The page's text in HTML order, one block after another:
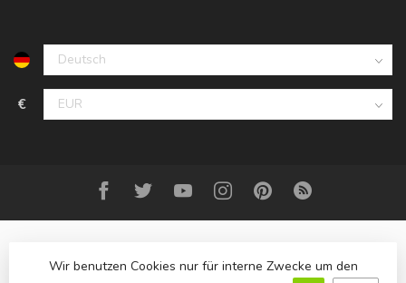
€
Wir benutzen Cookies nur für interne Zwecke um den